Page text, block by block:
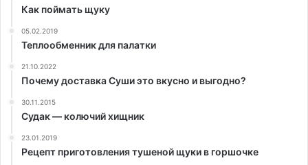
Как поймать щуку
05.02.2019
Теплообменник для палатки
21.10.2022
Почему доставка Суши это вкусно и выгодно?
30.11.2015
Судак — колючий хищник
23.01.2019
Рецепт приготовления тушеной щуки в горшочке